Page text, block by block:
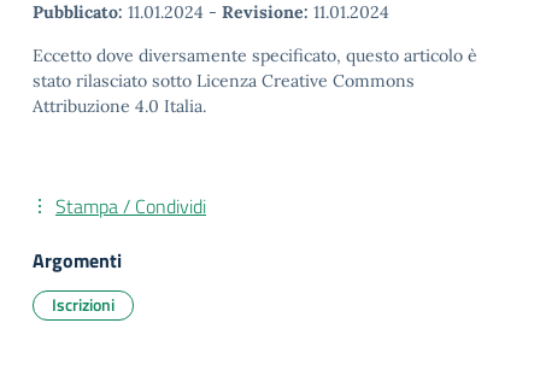
Pubblicato: 11.01.2024 - Revisione: 11.01.2024
Eccetto dove diversamente specificato, questo articolo è
stato rilasciato sotto Licenza Creative Commons
Attribuzione 4.0 Italia.
Stampa / Condividi
Argomenti
Iscrizioni